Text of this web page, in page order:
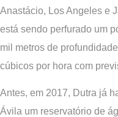
Anastácio, Los Angeles e
está sendo perfurado um
mil metros de
cúbicos por hora com
Antes, em 2017, Dutra já
Ávila um reservatório de